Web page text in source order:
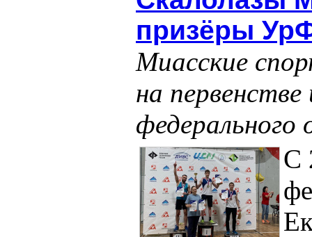
призёры
Миасские
на
федерального
С